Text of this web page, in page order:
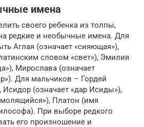
имена
своего ребенка из толпы,
редкие и необычные имена. Для
Аглая (означает «сияющая»),
словом «свет»), Эмилия
Мирослава (означает
Для мальчиков – Гордей
Исидор (означает «дар Исиды»),
Платон (имя
При выборе редкого
его произношение и